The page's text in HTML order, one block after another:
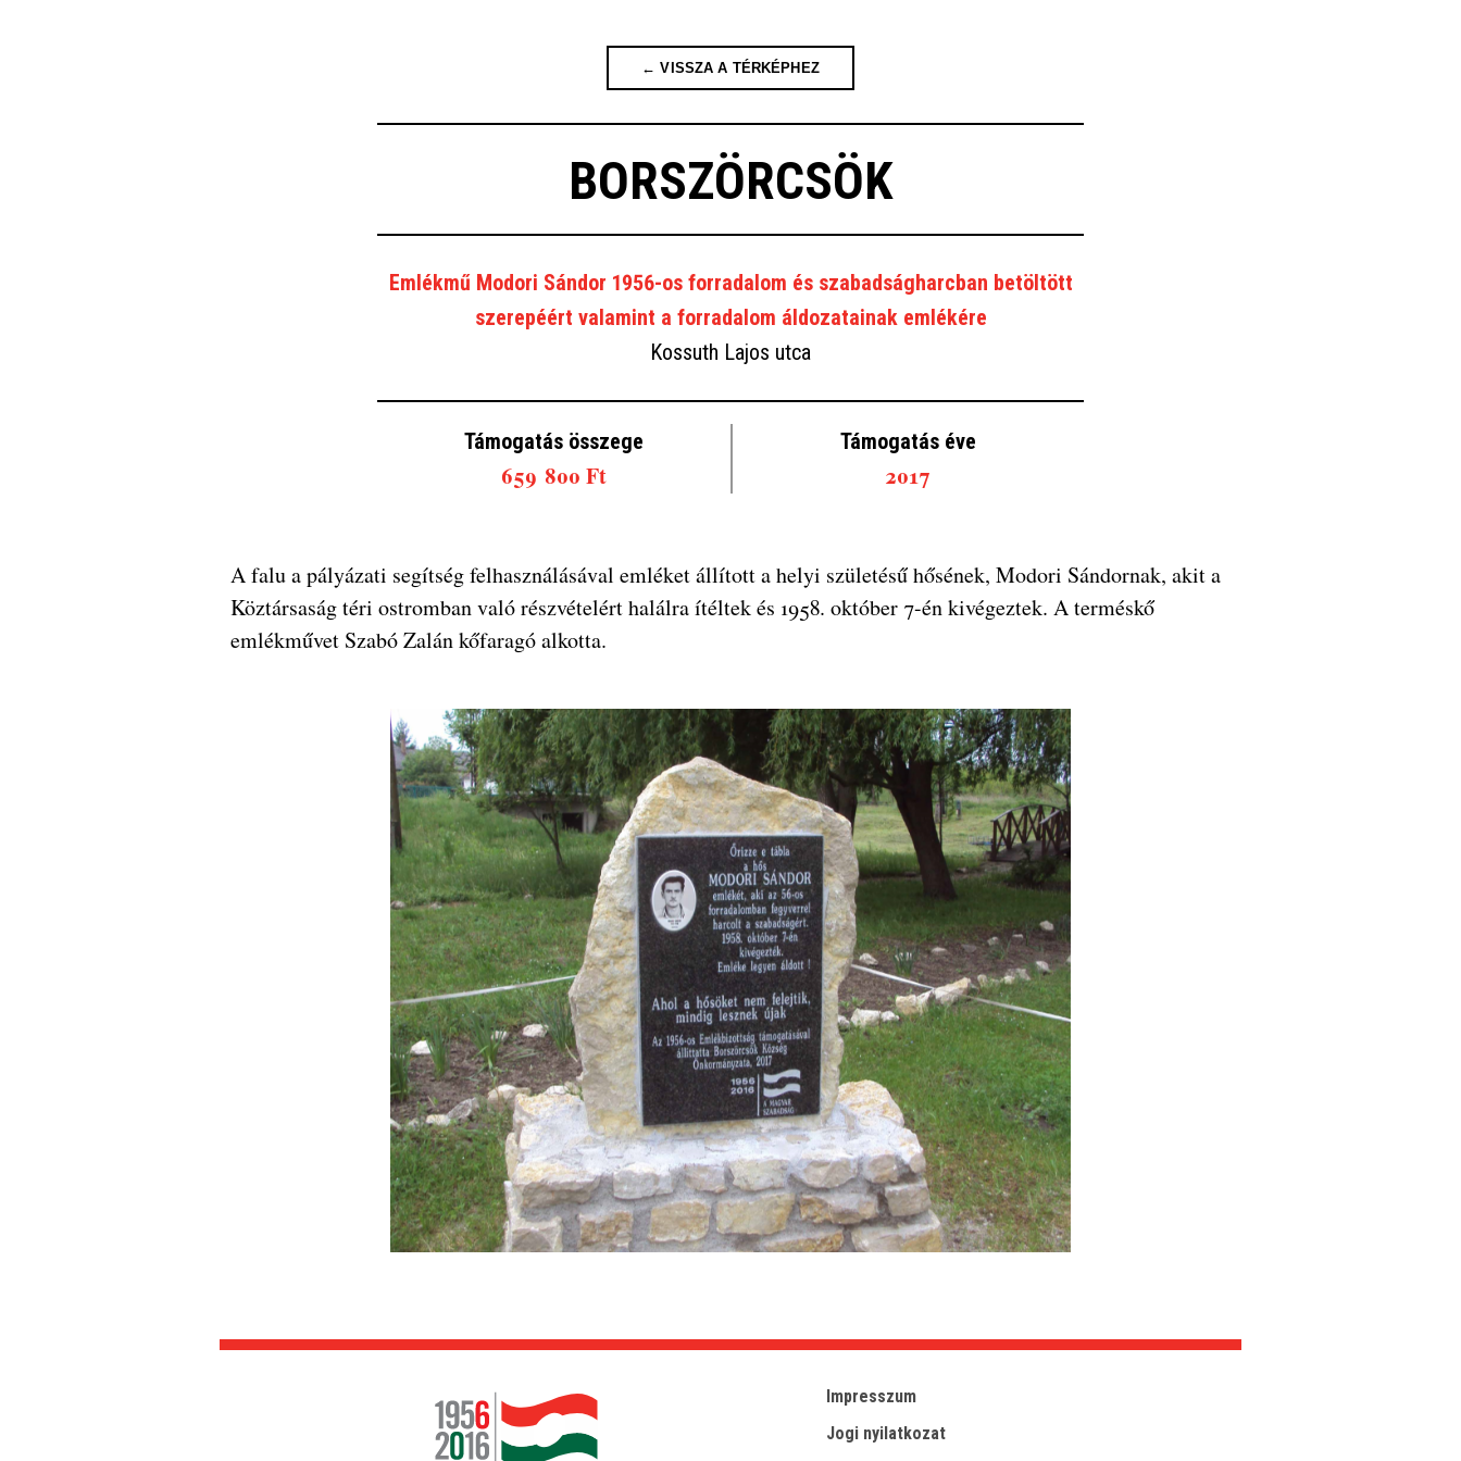
← VISSZA A TÉRKÉPHEZ
BORSZÖRCSÖK
Emlékmű Modori Sándor 1956-os forradalom és szabadságharcban betöltött
szerepéért valamint a forradalom áldozatainak emlékére
Kossuth Lajos utca
Támogatás összege
659 800 Ft
Támogatás éve
2017
A falu a pályázati segítség felhasználásával emléket állított a helyi születésű hősének, Modori Sándornak, akit a
Köztársaság téri ostromban való részvételért halálra ítéltek és 1958. október 7-én kivégeztek. A terméskő
emlékművet Szabó Zalán kőfaragó alkotta.
Impresszum
Jogi nyilatkozat